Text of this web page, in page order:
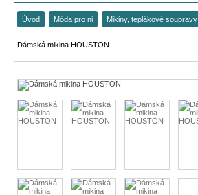
Úvod Móda pro ni Mikiny, teplákové soupravy
Dámská mikina HOUSTON